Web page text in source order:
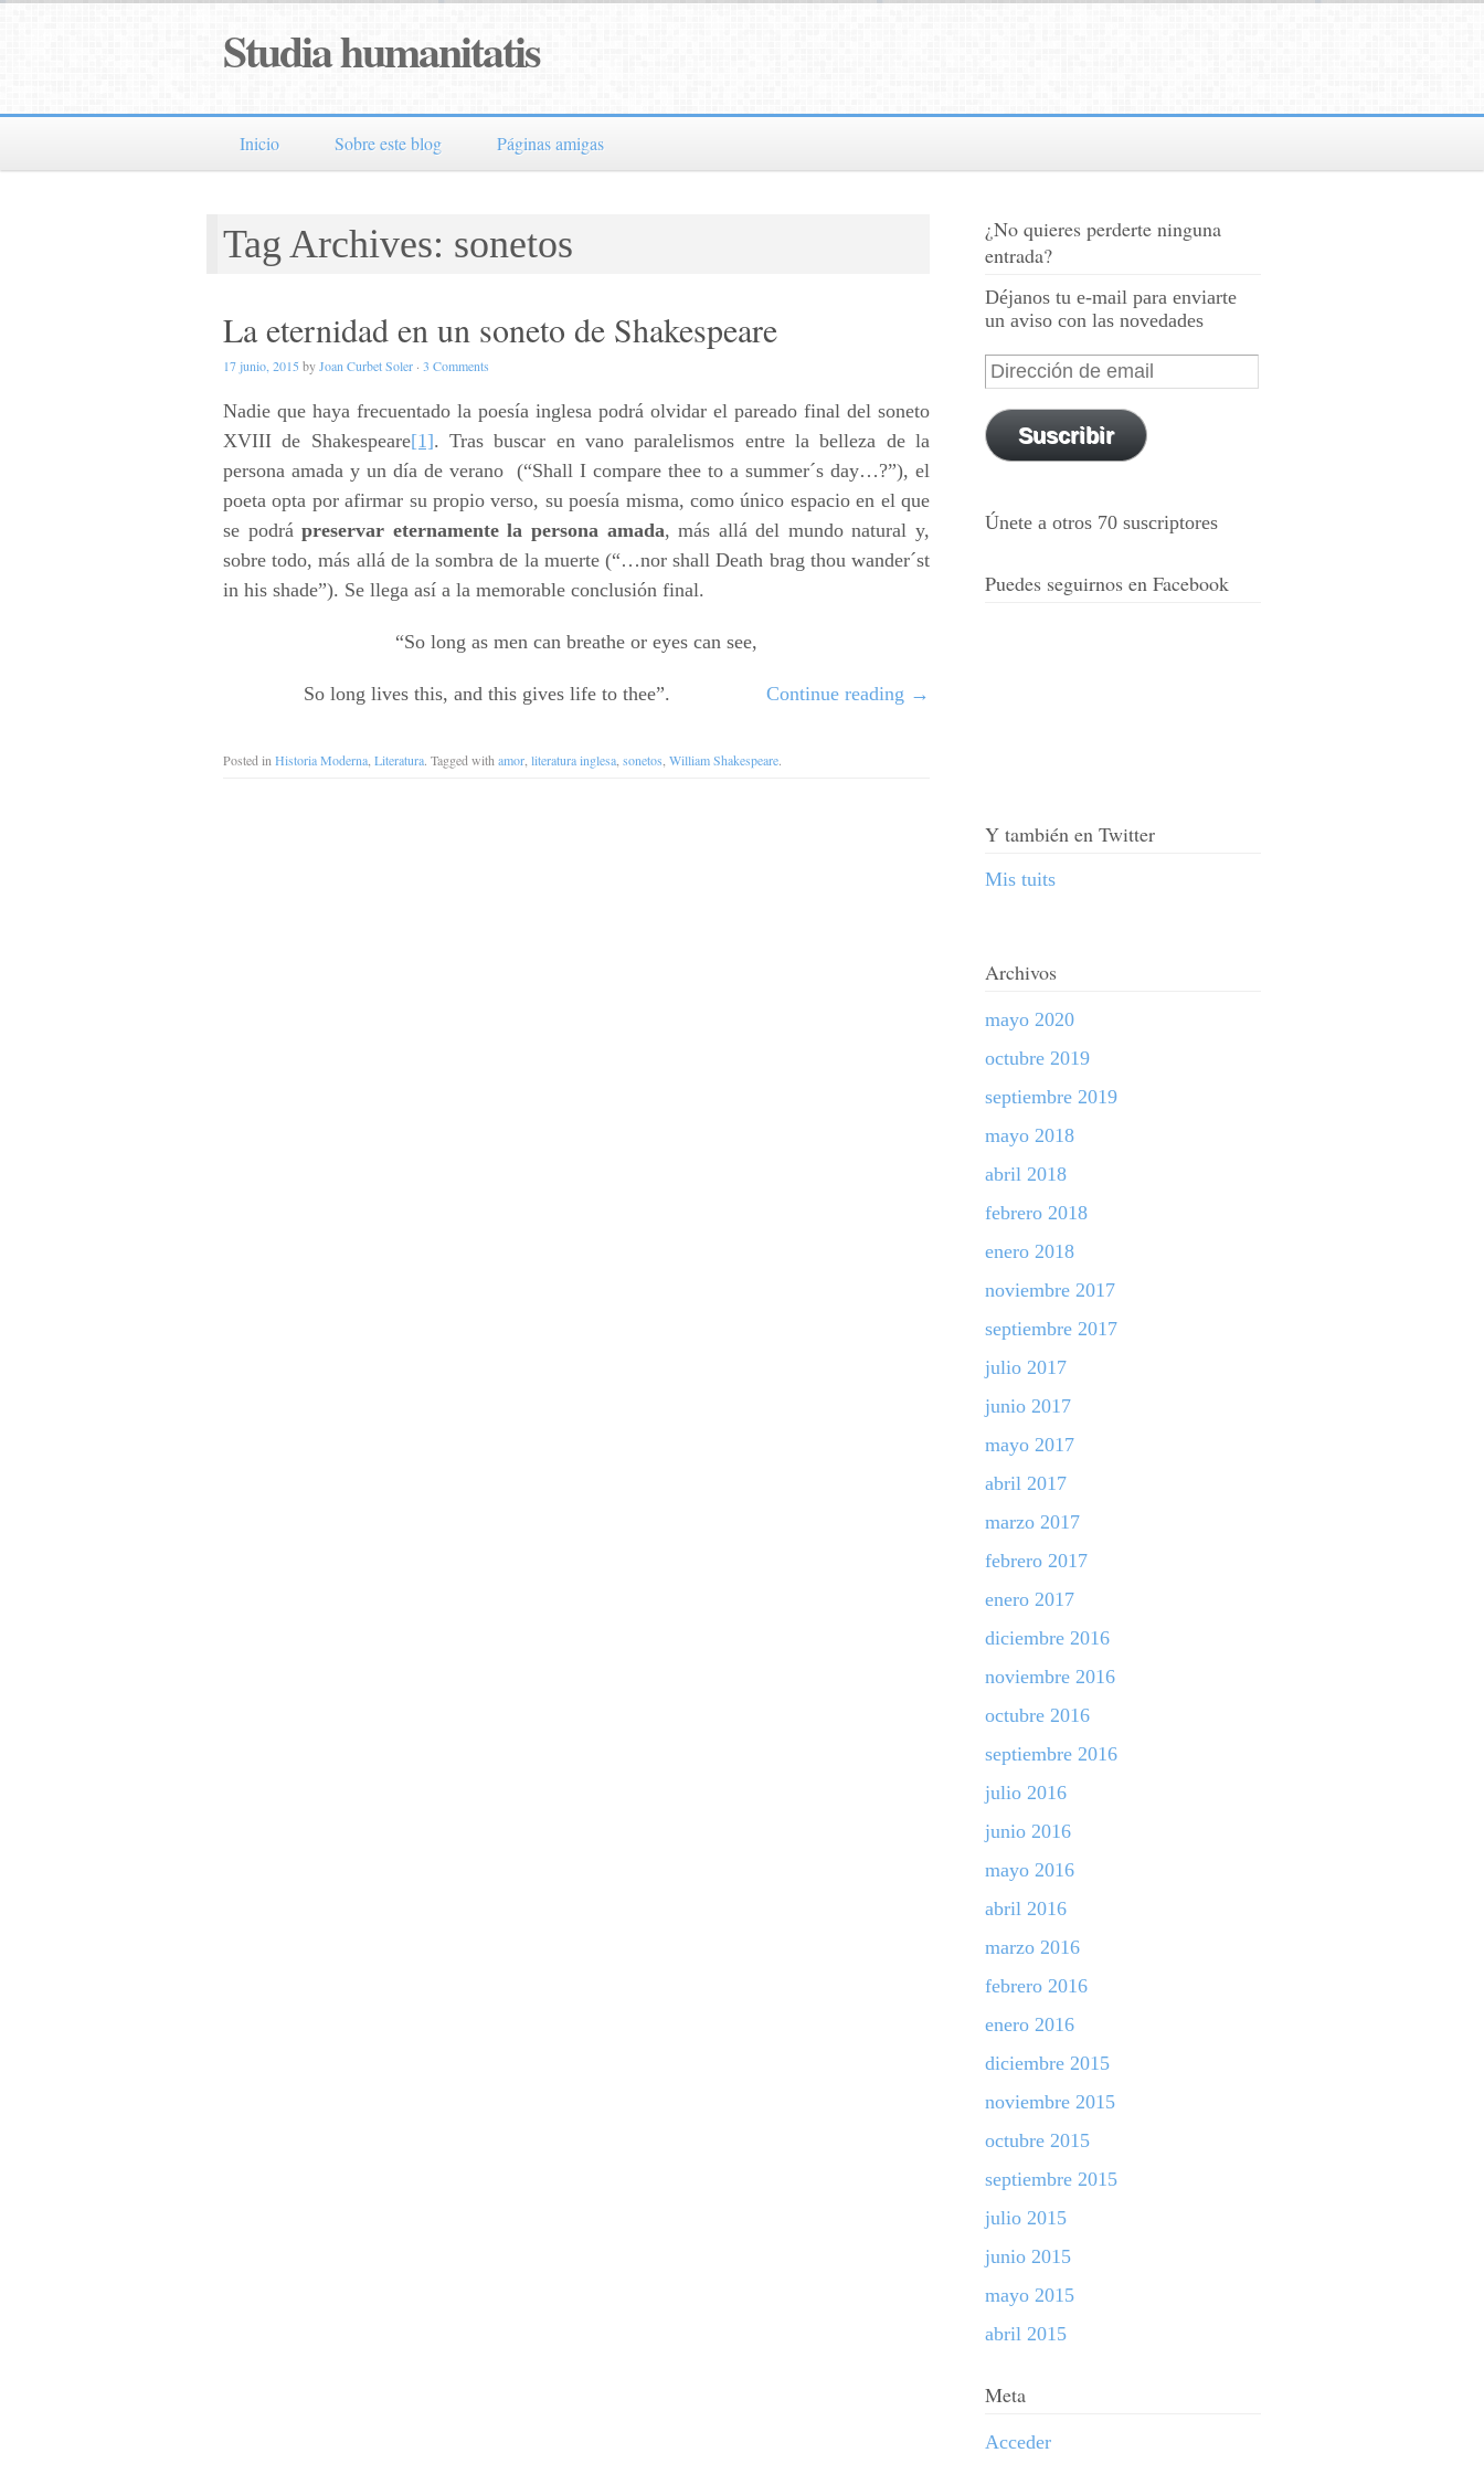
Studia humanitatis
Inicio Sobre este blog Páginas amigas
Tag Archives: sonetos
La eternidad en un soneto de Shakespeare
17 junio, 2015 byJoan Curbet Soler · 3 Comments
Nadie que haya frecuentado la poesía inglesa podrá olvidar el pareado final del soneto
XVIII de Shakespeare[1]. Tras buscar en vano paralelismos entre la belleza de la
persona amada y un día de verano (“Shall I compare thee to a summer´s day…?”), el
poeta opta por afirmar su propio verso, su poesía misma, como único espacio en el que
se podrápreservar eternamente la persona amada, más allá del mundo natural y,
sobre todo, más allá de la sombra de la muerte (“…nor shall Death brag thou wander´st
in his shade”). Se llega así a la memorable conclusión final.
“So long as men can breathe or eyes can see,
So long lives this, and this gives life to thee”. Continue reading →
Posted in Historia Moderna Literatura. Tagged with amor literatura inglesa sonetos William Shakespeare.
¿No quieres perderte ninguna
entrada?
Déjanos tu e-mail para enviarte
un aviso con las novedades
Suscribir
Únete a otros 70 suscriptores
Puedes seguirnos en Facebook
Y también en Twitter
Mis tuits
Archivos
mayo 2020
octubre 2019
septiembre 2019
mayo 2018
abril 2018
febrero 2018
enero 2018
noviembre 2017
septiembre 2017
julio 2017
junio 2017
mayo 2017
abril 2017
marzo 2017
febrero 2017
enero 2017
diciembre 2016
noviembre 2016
octubre 2016
septiembre 2016
julio 2016
junio 2016
mayo 2016
abril 2016
marzo 2016
febrero 2016
enero 2016
diciembre 2015
noviembre 2015
octubre 2015
septiembre 2015
julio 2015
junio 2015
mayo 2015
abril 2015
Meta
Acceder